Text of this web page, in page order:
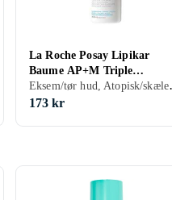
La Roche Posay Lipikar
Baume AP+M Triple
Reparation Body Balm
Eksem/
173 kr